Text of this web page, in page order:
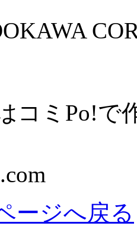
コミPo!で
ージへ戻る